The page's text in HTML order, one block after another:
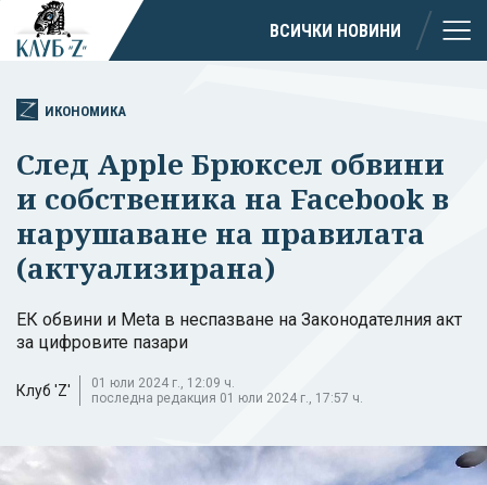
ВСИЧКИ НОВИНИ
ИКОНОМИКА
След Apple Брюксел обвини
и собственика на Facebook в
нарушаване на правилата
(актуализирана)
ЕК обвини и Meta в неспазване на Законодателния акт
за цифровите пазари
Клуб 'Z'
01 юли 2024 г., 12:09 ч.
последна редакция 01 юли 2024 г., 17:57 ч.